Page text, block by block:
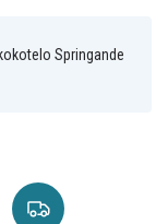
Springande